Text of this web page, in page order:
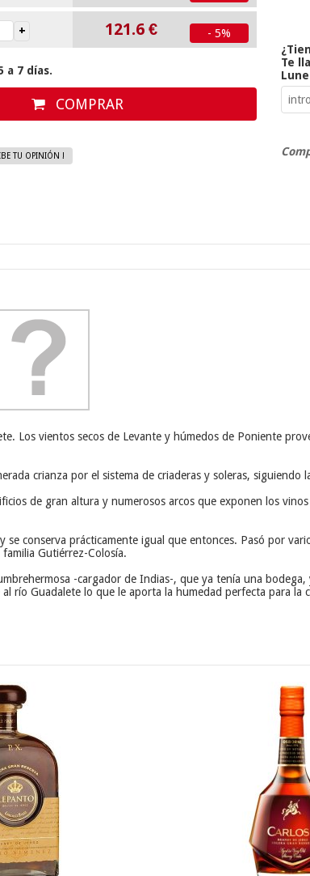
121.6€ - 5%
a 7 días.
COMPRAR
TU OPINIÓN !
Te
Los vientos secos de Levante y húmedos de Poniente
crianza por el sistema de criaderas y soleras, siguiendo
de gran altura y numerosos arcos que exponen los
conserva prácticamente igual que entonces. Pasó por
Gutiérrez-Colosía.
-cargador de Indias-, que ya tenía una
río Guadalete lo que le aporta la humedad perfecta para la